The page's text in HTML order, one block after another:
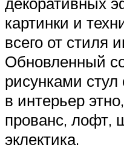
картинки и
всего от стиля
Обновленный
рисунками
в интерьер
прованс, лофт,
эклектика.